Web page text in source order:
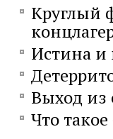
Круглый
Истина
Выход из
Что